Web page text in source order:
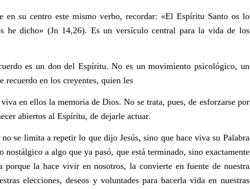
en su centro este mismo verbo, recordar: «El Espíritu Santo os lo
he dicho» (Jn 14,26). Es un versículo central para la vida de los
es un don del Espíritu. No es un movimiento psicológico, un
recuerdo en los creyentes, quien les
en ellos la memoria de Dios. No se trata, pues, de esforzarse por
abiertos al Espíritu, de dejarle actuar.
se limita a repetir lo que dijo Jesús, sino que hace viva su Palabra
a algo que ya pasó, que está terminado, sino exactamente
la hace vivir en nosotros, la convierte en fuente de nuestra
elecciones, deseos y voluntades para hacerla vida en nuestras